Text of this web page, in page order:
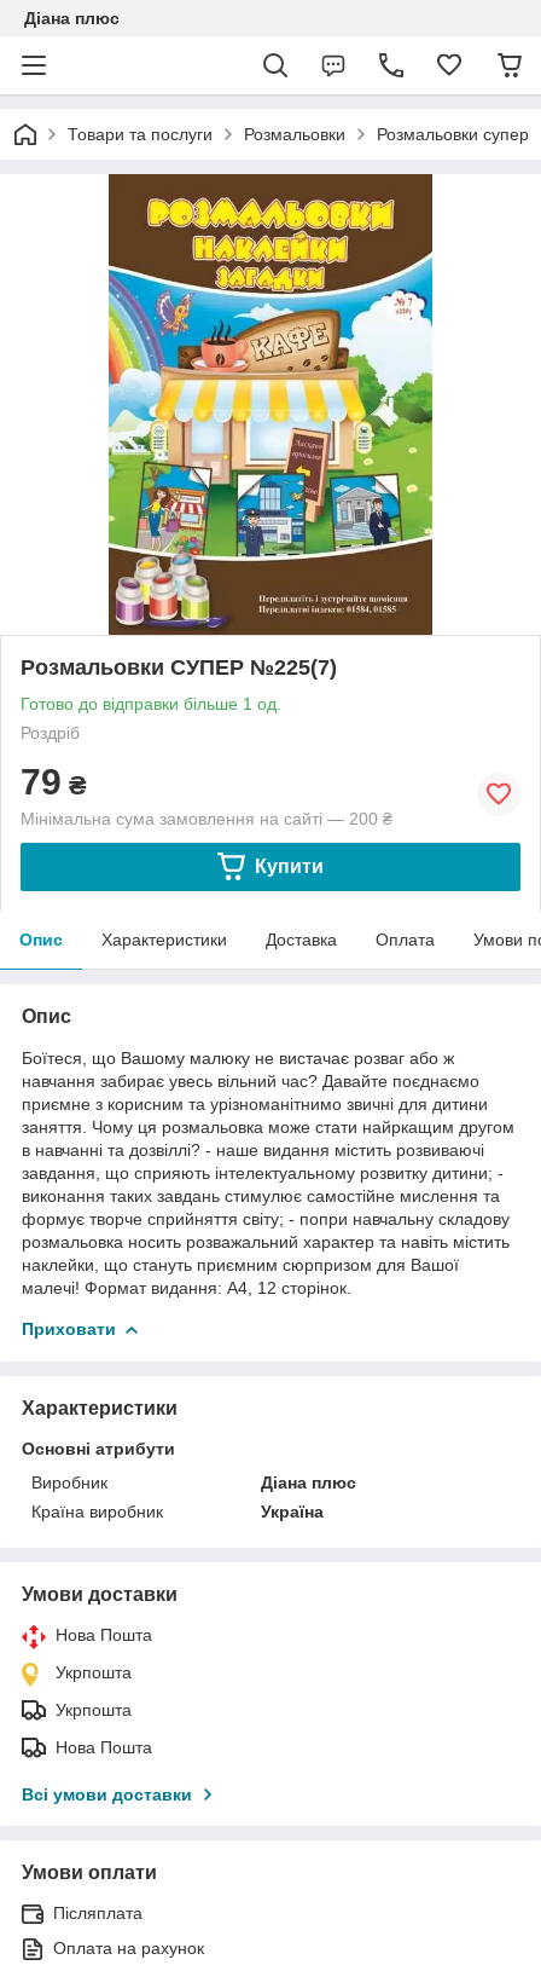
Діана плюс
Товари та послуги Розмальовки Розмальовки супер
Розмальовки СУПЕР №225(7)
Готово до відправки більше 1 од.
Роздріб
79 ₴
Мінімальна сума замовлення на сайті — 200 ₴
Купити
Опис Характеристики Доставка Оплата Умови
Опис
Боїтеся, що Вашому малюку не вистачає розваг або ж
навчання забирає увесь вільний час? Давайте поєднаємо
приємне з корисним та урізноманітнимо звичні для дитини
заняття. Чому ця розмальовка може стати найркащим другом
в навчанні та дозвіллі? - наше видання містить розвиваючі
завдання, що сприяють інтелектуальному розвитку дитини; -
виконання таких завдань стимулює самостійне мислення та
формує творче сприйняття світу; - попри навчальну складову
розмальовка носить розважальний характер та навіть містить
наклейки, що стануть приємним сюрпризом для Вашої
малечі! Формат видання: А4, 12 сторінок.
Приховати
Характеристики
Основні атрибути
Виробник
Діана плюс
Країна виробник
Україна
Умови доставки
Нова Пошта
Укрпошта
Укрпошта
Нова Пошта
Всі умови доставки
Умови оплати
Післяплата
Оплата на рахунок